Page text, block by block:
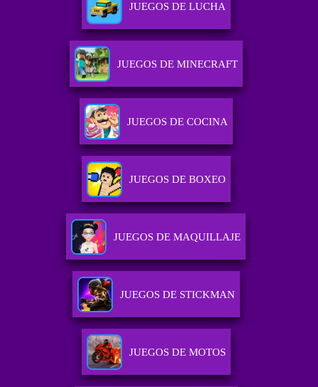
JUEGOS DE LUCHA
JUEGOS DE MINECRAFT
JUEGOS DE COCINA
JUEGOS DE BOXEO
JUEGOS DE MAQUILLAJE
JUEGOS DE STICKMAN
JUEGOS DE MOTOS